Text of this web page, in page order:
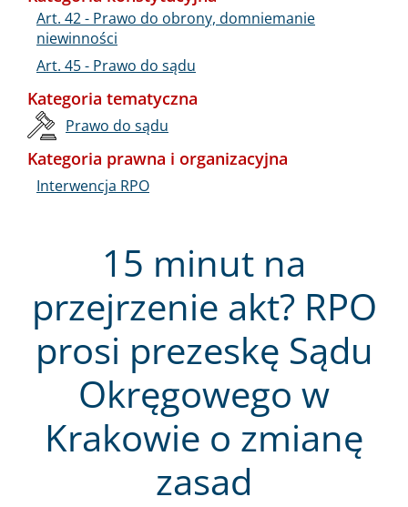
15 minut na
przejrzenie akt? RPO
prosi prezeskę Sądu
Okręgowego w
Krakowie o zmianę
zasad
Art. 42 - Prawo do obrony, domniemanie
niewinności
Art. 45 - Prawo do sądu
Kategoria tematyczna
Prawo do sądu
Kategoria prawna i organizacyjna
Interwencja RPO